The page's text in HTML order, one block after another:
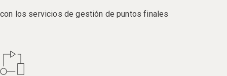
con los servicios de gestión de puntos finales